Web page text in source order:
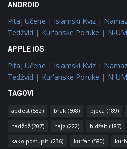
ANDROID
Pitaj Učene | Islamski Kviz |
Tedžvid | Kur'anske Poruke | N-UM
APPLE iOS
Pitaj Učene | Islamski Kviz |
Tedžvid | Kur'anske Poruke | N-UM
TAGOVI
abdest (582) brak (608) djeca (189)
hadždž (207) hajz (222) hidžab (187)
kako postupiti (236) kur'an (580)